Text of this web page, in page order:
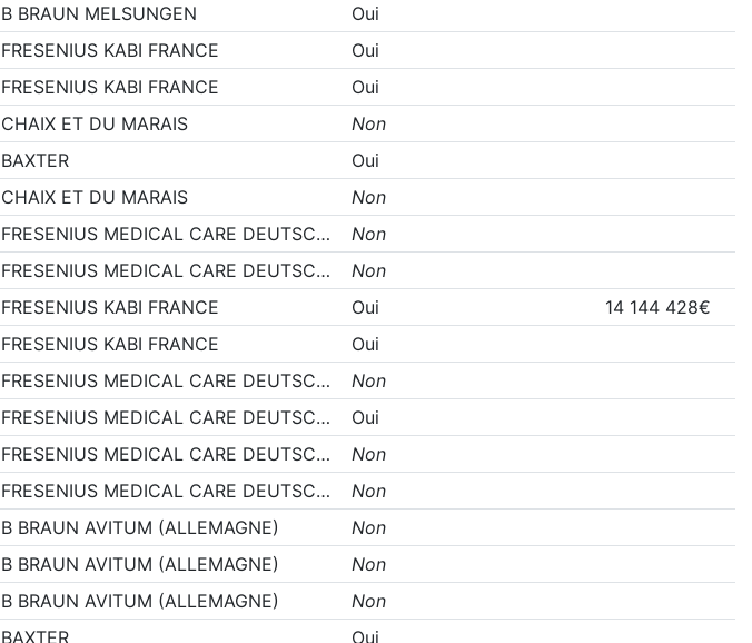
B BRAUN MELSUNGEN
Oui
FRESENIUS KABI FRANCE
Oui
FRESENIUS KABI FRANCE
Oui
CHAIX ET DU MARAIS
Non
BAXTER
Oui
CHAIX ET DU MARAIS
Non
FRESENIUS MEDICAL CARE DEUTSC…
Non
FRESENIUS MEDICAL CARE DEUTSC…
Non
FRESENIUS KABI FRANCE Oui
14 144 428€
FRESENIUS KABI FRANCE
Oui
FRESENIUS MEDICAL CARE DEUTSC…
Non
FRESENIUS MEDICAL CARE DEUTSC…
Oui
FRESENIUS MEDICAL CARE DEUTSC…
Non
FRESENIUS MEDICAL CARE DEUTSC…
Non
B BRAUN AVITUM (ALLEMAGNE)
Non
B BRAUN AVITUM (ALLEMAGNE)
Non
B BRAUN AVITUM (ALLEMAGNE)
Non
BAXTER Oui